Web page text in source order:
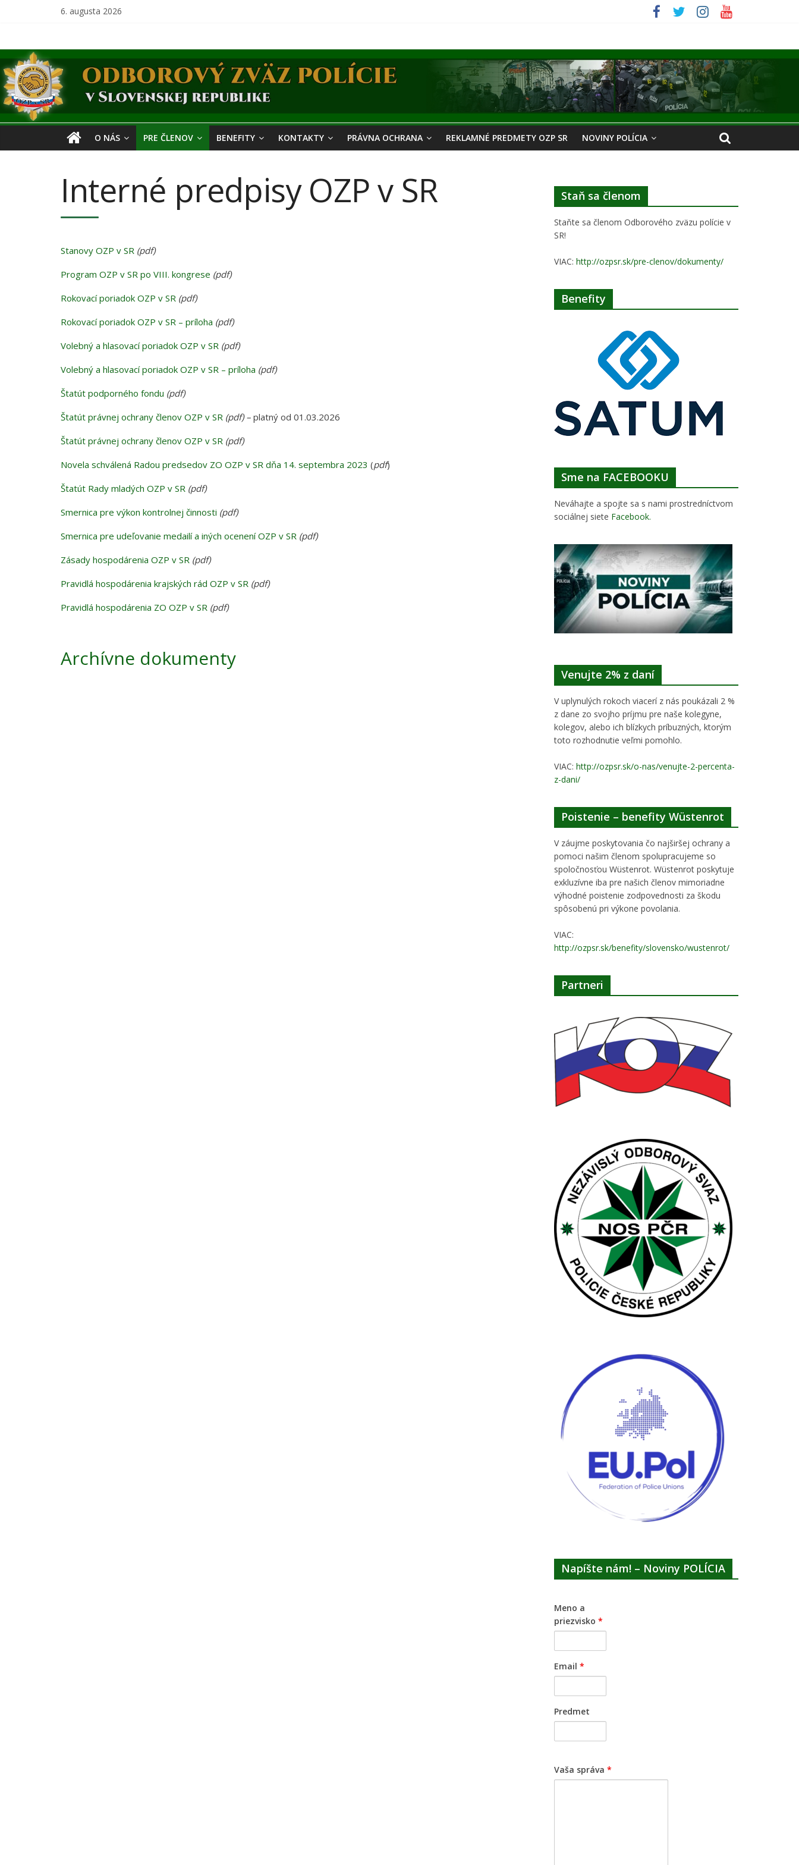
6. augusta 2026
Odborový
zväz
polície
Slovenskej
O NÁS PRE ČLENOV BENEFITY KONTAKTY PRÁVNA OCHRANA REKLAMNÉ PREDMETY OZP SR NOVINY POLÍCIA
Interné predpisy OZP v SR
Stanovy OZP v SR (pdf)
Program OZP v SR po VIII. kongrese (pdf)
Rokovací poriadok OZP v SR (pdf)
Rokovací poriadok OZP v SR – príloha (pdf)
Volebný a hlasovací poriadok OZP v SR (pdf)
Volebný a hlasovací poriadok OZP v SR – príloha (pdf)
Štatút podporného fondu (pdf)
Štatút právnej ochrany členov OZP v SR (pdf) – platný od 01.03.2026
Štatút právnej ochrany členov OZP v SR (pdf)
Novela schválená Radou predsedov ZO OZP v SR dňa 14. septembra 2023 (pdf)
Štatút Rady mladých OZP v SR (pdf)
Smernica pre výkon kontrolnej činnosti (pdf)
Smernica pre udeľovanie medailí a iných ocenení OZP v SR (pdf)
Zásady hospodárenia OZP v SR (pdf)
Pravidlá hospodárenia krajských rád OZP v SR (pdf)
Pravidlá hospodárenia ZO OZP v SR (pdf)
Archívne dokumenty
Staň sa členom
Staňte sa členom Odborového zväzu polície v
SR!
VIAC: http://ozpsr.sk/pre-clenov/dokumenty/
Benefity
Sme na FACEBOOKU
Neváhajte a spojte sa s nami prostredníctvom
sociálnej siete Facebook.
Venujte 2% z daní
V uplynulých rokoch viacerí z nás poukázali 2 %
z dane zo svojho príjmu pre naše kolegyne,
kolegov, alebo ich blízkych príbuzných, ktorým
toto rozhodnutie veľmi pomohlo.
VIAC: http://ozpsr.sk/o-nas/venujte-2-percenta-
z-dani/
Poistenie – benefity Wüstenrot
V záujme poskytovania čo najširšej ochrany a
pomoci našim členom spolupracujeme so
spoločnosťou Wüstenrot. Wüstenrot poskytuje
exkluzívne iba pre našich členov mimoriadne
výhodné poistenie zodpovednosti za škodu
spôsobenú pri výkone povolania.
VIAC:
http://ozpsr.sk/benefity/slovensko/wustenrot/
Partneri
Napíšte nám! – Noviny POLÍCIA
Meno a
priezvisko *
Email *
Predmet
Vaša správa *